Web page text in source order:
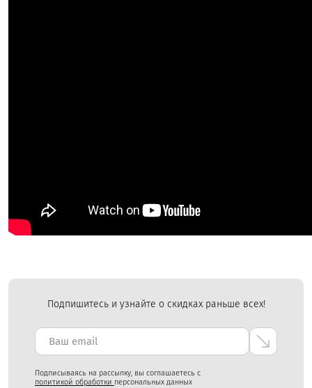
Подпишитесь и узнайте о скидках раньше всех!
Подписываясь на рассылку, вы соглашаетесь с
политикой обработки персональных данных